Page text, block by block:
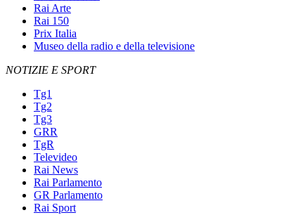
Rai Arte
Rai 150
Prix Italia
Museo della radio e della televisione
NOTIZIE E SPORT
Tg1
Tg2
Tg3
GRR
TgR
Televideo
Rai News
Rai Parlamento
GR Parlamento
Rai Sport